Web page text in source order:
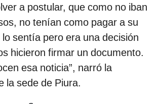
a postular, que como no iban
no tenían como pagar a su
sentía pero era una decisión
hicieron firmar un documento.
esa noticia”, narró la
la sede de Piura.